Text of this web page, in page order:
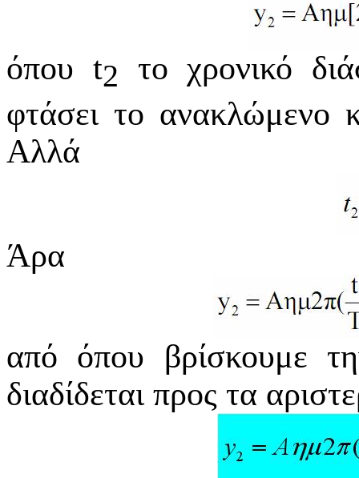
όπου t2 το χρονικό
φτάσει το
Αλλά
Άρα
από όπου βρίσκουμε
διαδίδεται προς τα